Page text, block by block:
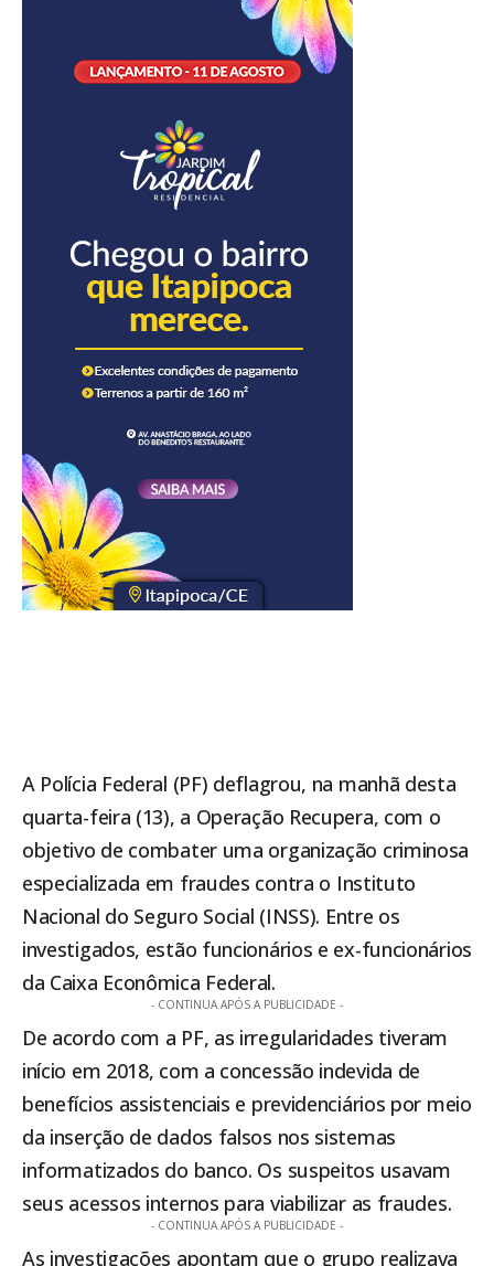
A Polícia Federal (PF) deflagrou, na manhã desta
quarta-feira (13), a Operação Recupera, com o
objetivo de combater uma organização criminosa
especializada em fraudes contra o Instituto
Nacional do Seguro Social (INSS). Entre os
investigados, estão funcionários e ex-funcionários
da Caixa Econômica Federal.
- CONTINUA APÓS A PUBLICIDADE -
De acordo com a PF, as irregularidades tiveram
início em 2018, com a concessão indevida de
benefícios assistenciais e previdenciários por meio
da inserção de dados falsos nos sistemas
informatizados do banco. Os suspeitos usavam
seus acessos internos para viabilizar as fraudes.
- CONTINUA APÓS A PUBLICIDADE -
As investigações apontam que o grupo realizava